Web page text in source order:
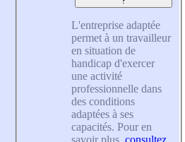
L'entreprise adaptée
permet à un travailleur
en situation de
handicap d'exercer
une activité
professionnelle dans
des conditions
adaptées à ses
capacités. Pour en
savoir plus, consultez